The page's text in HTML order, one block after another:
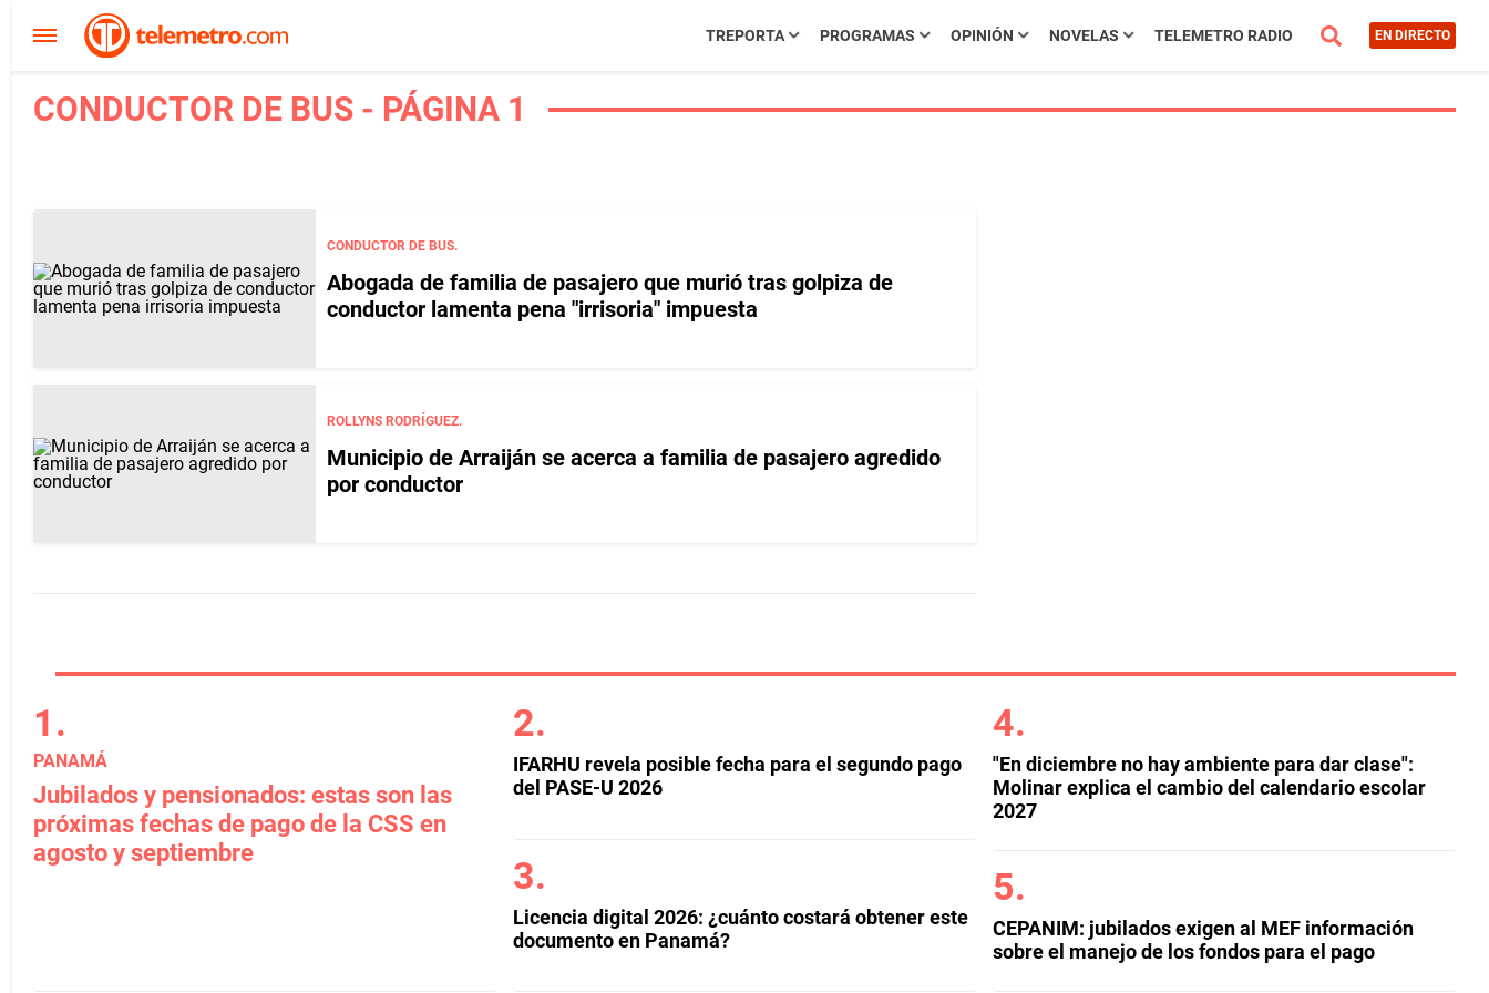
TREPORTA PROGRAMAS OPINIÓN NOVELAS TELEMETRO RADIO EN DIRECTO
CONDUCTOR DE BUS - PÁGINA 1
CONDUCTOR DE BUS.
Abogada de familia de pasajero que murió tras golpiza de
conductor lamenta pena "irrisoria" impuesta
ROLLYNS RODRÍGUEZ.
Municipio de Arraiján se acerca a familia de pasajero agredido
por conductor
PANAMÁ
Jubilados y pensionados: estas son las
próximas fechas de pago de la CSS en
agosto y septiembre
IFARHU revela posible fecha para el segundo pago
del PASE-U 2026
Licencia digital 2026: ¿cuánto costará obtener este
documento en Panamá?
"En diciembre no hay ambiente para dar clase":
Molinar explica el cambio del calendario escolar
2027
CEPANIM: jubilados exigen al MEF información
sobre el manejo de los fondos para el pago